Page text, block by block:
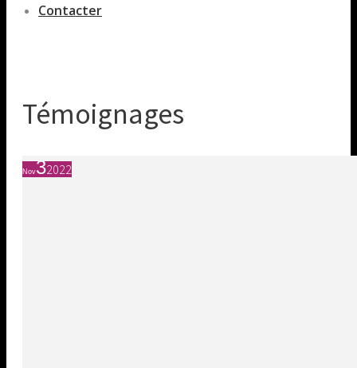
Contacter
Témoignages
Nov32022